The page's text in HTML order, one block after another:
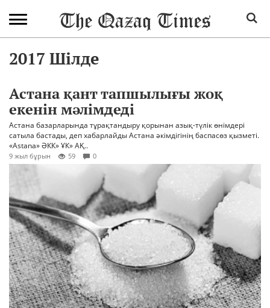
2017 Шілде
Астана қант тапшылығы жоқ
екенін мәлімдеді
Астана базарларында тұрақтандыру қорынан азық-түлік өнімдері
сатыла бастады, деп хабарлайды Астана әкімдігінің баспасөз қызметі.
«Astana» ӘКК» ҰК» АҚ..
9 жыл бұрын 59 0